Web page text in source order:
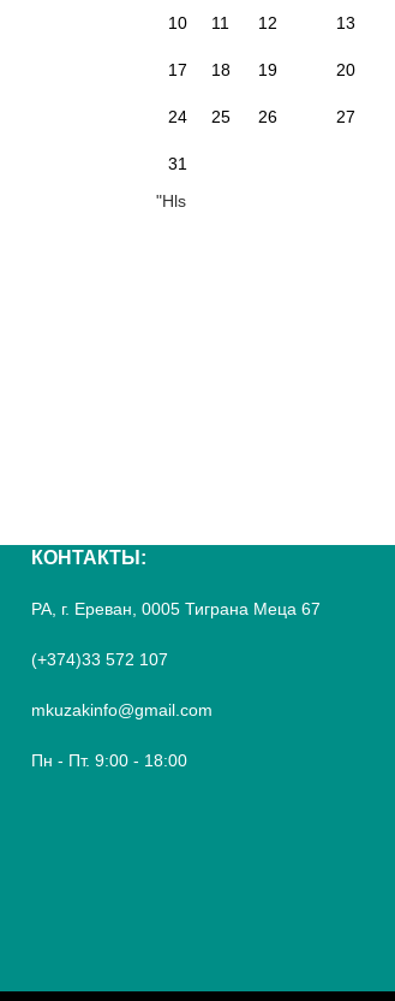
10 11 12 13
17 18 19 20
24 25 26 27
31
"Hls
КОНТАКТЫ:
РА, г. Ереван, 0005 Тиграна Меца 67
(+374)33 572 107
mkuzakinfo@gmail.com
Пн - Пт. 9:00 - 18:00